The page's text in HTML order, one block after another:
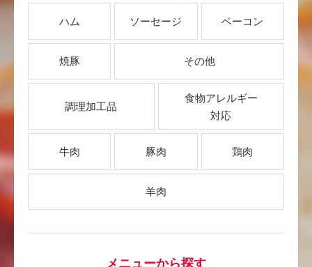
ハム ソーセージ ベーコン
焼豚 その他
調理加工品
食物アレルギー
対応
牛肉 豚肉 鶏肉
羊肉
メニューから探す